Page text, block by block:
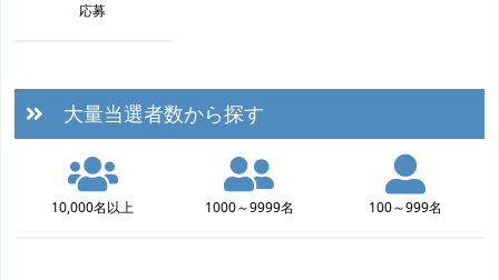
応募
大量当選者数から探す
10,000名以上 1000～9999名 100～999名